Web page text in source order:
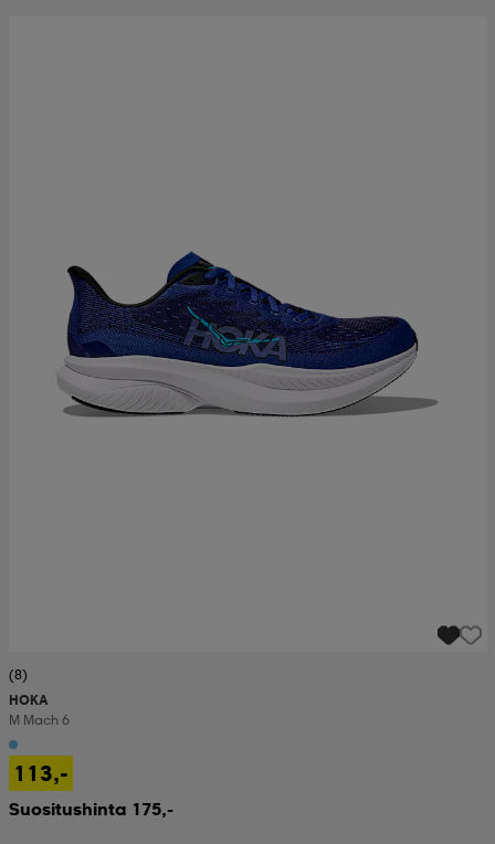
(8)
HOKA
M Mach 6
113,-
Suositushinta 175,-